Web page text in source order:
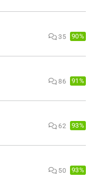
35 90%
86 91%
62 93%
50 93%